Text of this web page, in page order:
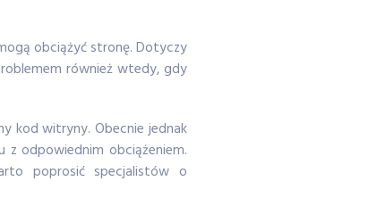
obciążyć stronę. Dotyczy
również wtedy, gdy
kod witryny. Obecnie jednak
z odpowiednim obciążeniem.
poprosić specjalistów o